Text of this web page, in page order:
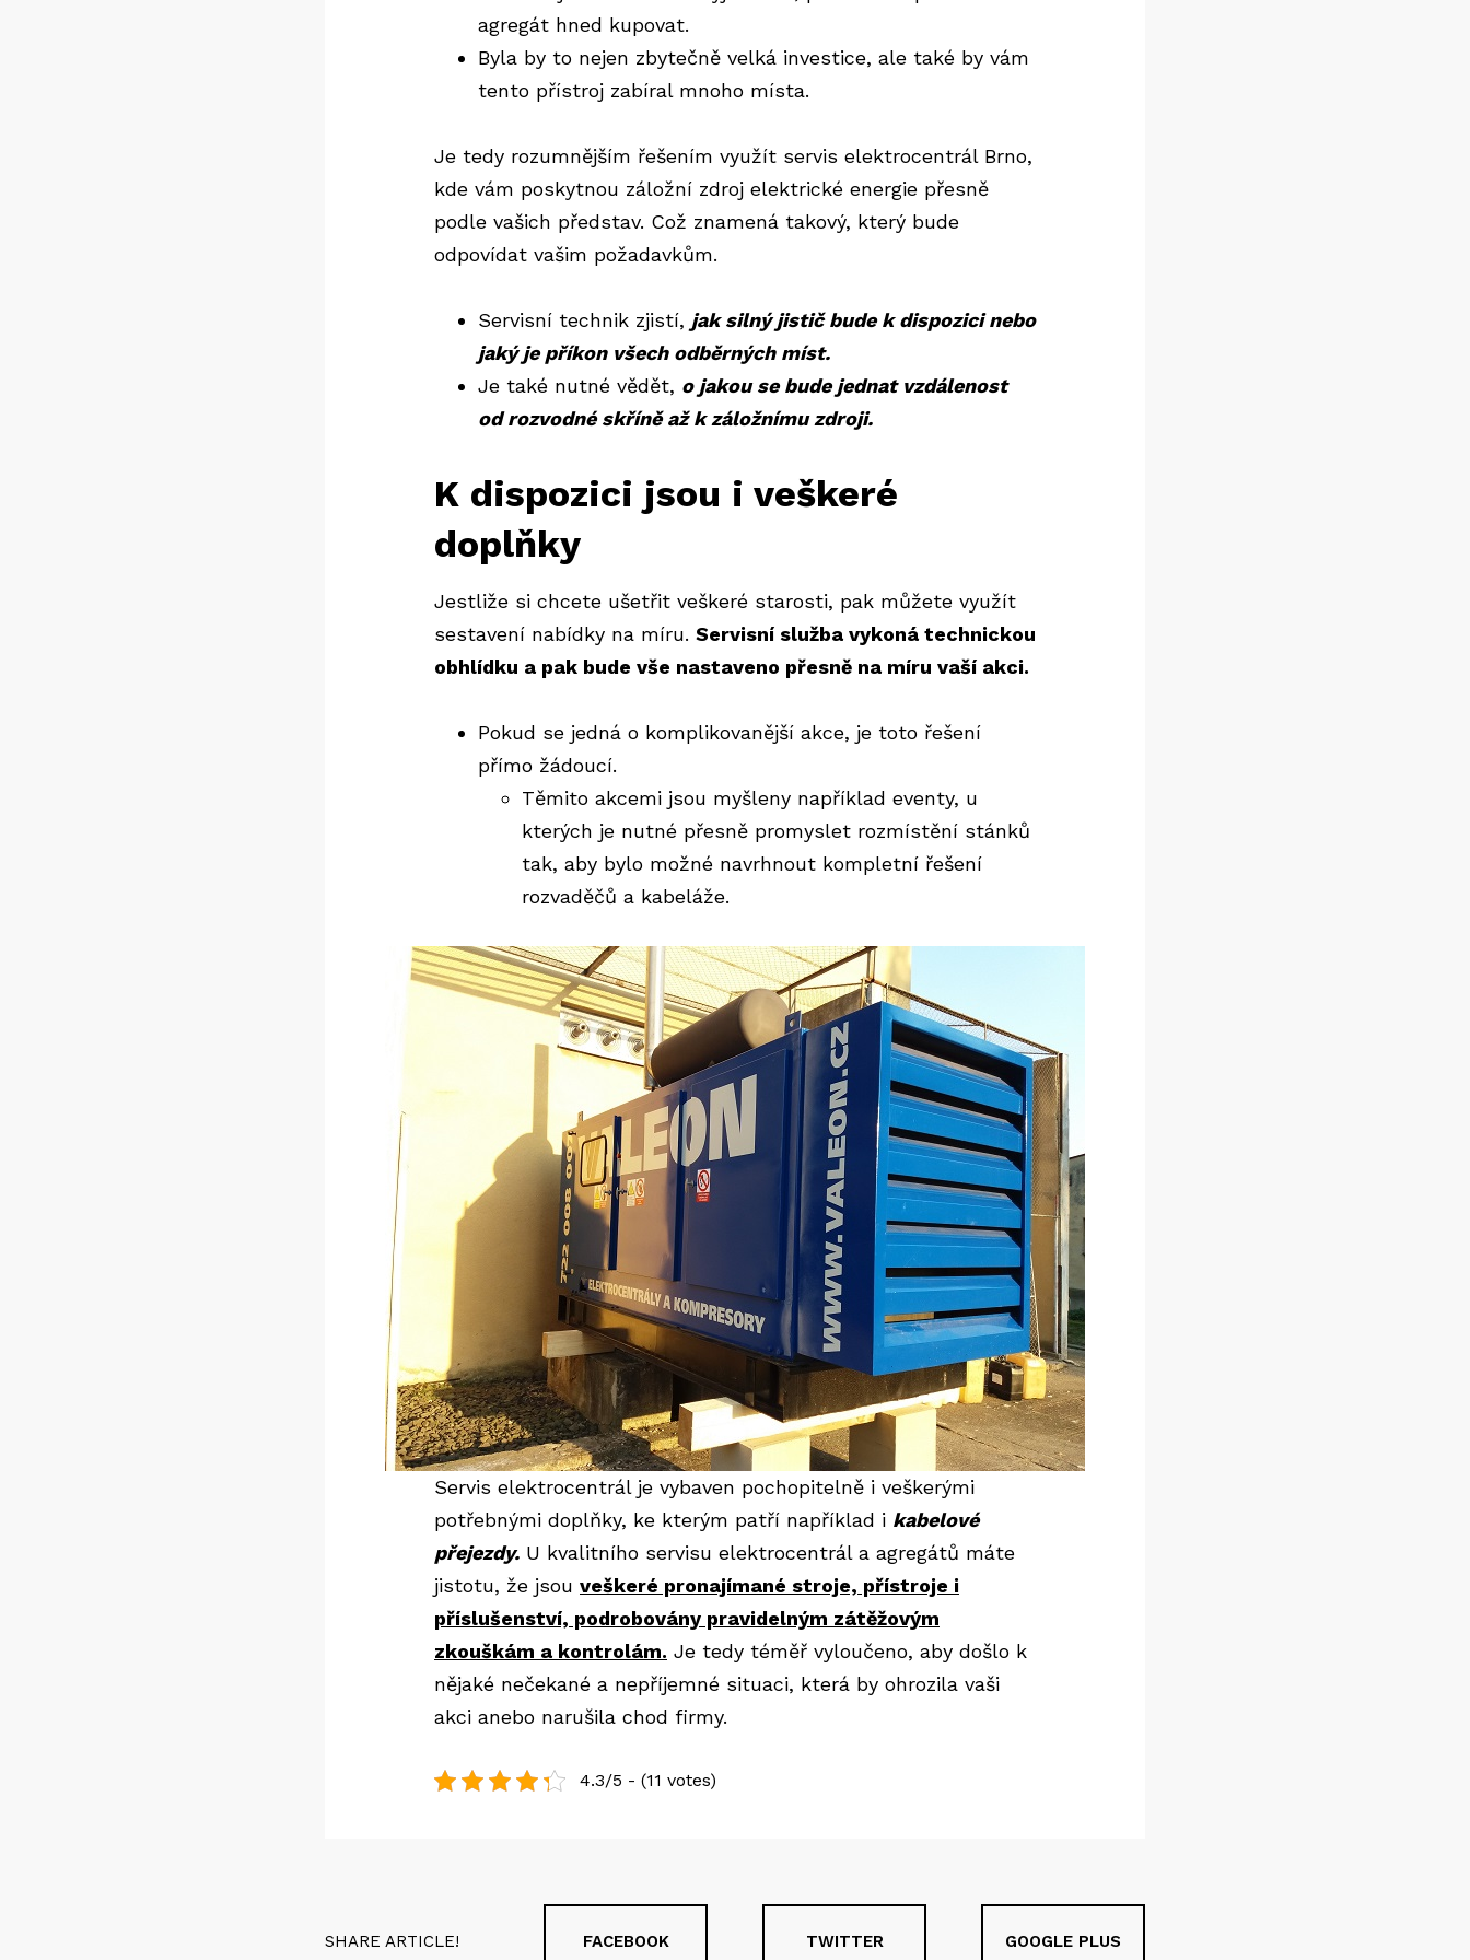
agregát hned kupovat.
Byla by to nejen zbytečně velká investice, ale také by vám
tento přístroj zabíral mnoho místa.
Je tedy rozumnějším řešením využít servis elektrocentrál Brno,
kde vám poskytnou záložní zdroj elektrické energie přesně
podle vašich představ. Což znamená takový, který bude
odpovídat vašim požadavkům.
Servisní technik zjistí, jak silný jistič bude k dispozici nebo
jaký je příkon všech odběrných míst.
Je také nutné vědět, o jakou se bude jednat vzdálenost
od rozvodné skříně až k záložnímu zdroji.
K dispozici jsou i veškeré
doplňky
Jestliže si chcete ušetřit veškeré starosti, pak můžete využít
sestavení nabídky na míru. Servisní služba vykoná technickou
obhlídku a pak bude vše nastaveno přesně na míru vaší akci.
Pokud se jedná o komplikovanější akce, je toto řešení
přímo žádoucí.
Těmito akcemi jsou myšleny například eventy, u
kterých je nutné přesně promyslet rozmístění stánků
tak, aby bylo možné navrhnout kompletní řešení
rozvaděčů a kabeláže.
Servis elektrocentrál je vybaven pochopitelně i veškerými
potřebnými doplňky, ke kterým patří například i kabelové
přejezdy. U kvalitního servisu elektrocentrál a agregátů máte
jistotu, že jsou veškeré pronajímané stroje, přístroje i
příslušenství, podrobovány pravidelným zátěžovým
zkouškám a kontrolám. Je tedy téměř vyloučeno, aby došlo k
nějaké nečekané a nepříjemné situaci, která by ohrozila vaši
akci anebo narušila chod firmy.
4.3/5 - (11 votes)
SHARE ARTICLE! FACEBOOK TWITTER GOOGLE PLUS